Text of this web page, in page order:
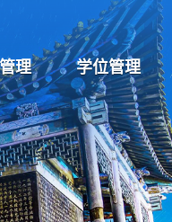
理 学位管理